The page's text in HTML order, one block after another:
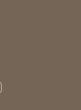
instagram